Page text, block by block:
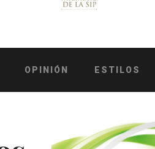
OPINIÓN ESTILOS